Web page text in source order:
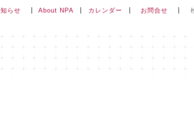
らせ About NPA カレンダー お問合せ